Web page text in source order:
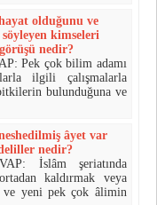
olduğunu ve
söyleyen kimseleri
nedir?
Pek çok bilim adamı
ilgili çalışmalarla
bulunduğuna ve
âyet var
nedir?
İslâm şeriatında
kaldır­mak veya
ve yeni pek çok âli­min